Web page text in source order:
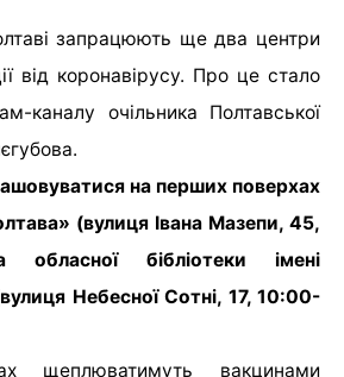
запрацюють ще два центри
від коронавірусу. Про це стало
каналу очільника Полтавської
на перших поверхах
(вулиця Івана Мазепи, 45,
бібліотеки імені
Небесної Сотні, 17, 10:00-
щеплюватимуть вакцинами